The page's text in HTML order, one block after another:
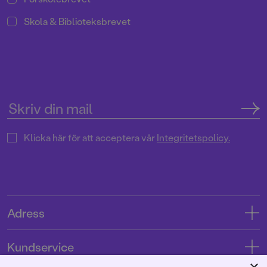
Skola & Biblioteksbrevet
Klicka här för att acceptera vårIntegritetspolicy.
Adress
Kundservice